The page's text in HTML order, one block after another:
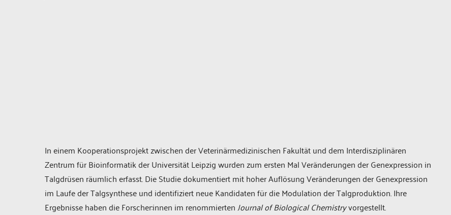
In einem Kooperationsprojekt zwischen der Veterinärmedizinischen Fakultät und dem Interdisziplinären
Zentrum für Bioinformatik der Universität Leipzig wurden zum ersten Mal Veränderungen der Genexpression in
Talgdrüsen räumlich erfasst. Die Studie dokumentiert mit hoher Auflösung Veränderungen der Genexpression
im Laufe der Talgsynthese und identifiziert neue Kandidaten für die Modulation der Talgproduktion. Ihre
Ergebnisse haben die Forscher:innen im renommiertenJournal of Biological Chemistryvorgestellt.